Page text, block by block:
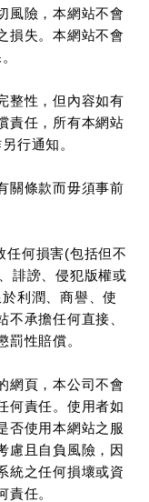
風險，本網站不會
損失。本網站不會
整性，但內容如有
責任，所有本網站
行通知。
關條款而毋須事前
任何損害(包括但不
誹謗、侵犯版權或
利潤、商譽、使
不承擔任何直接、
罰性賠償。
網頁，本公司不會
何責任。使用者如
否使用本網站之服
慮且自負風險，因
統之任何損壞或資
責任。